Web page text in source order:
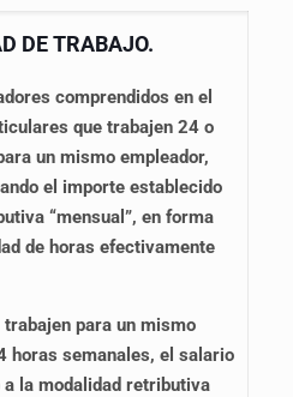
DE TRABAJO.
comprendidos en el
que trabajen 24 o
un mismo empleador,
el importe establecido
“mensual”, en forma
de horas efectivamente
para un mismo
horas semanales, el salario
la modalidad retributiva